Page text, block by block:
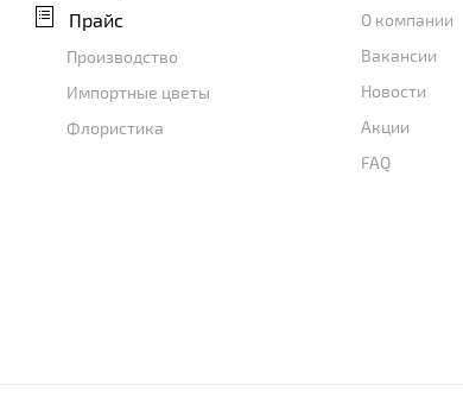
Прайс
Производство
Импортные цветы
Флористика
О компании
Вакансии
Новости
Акции
FAQ